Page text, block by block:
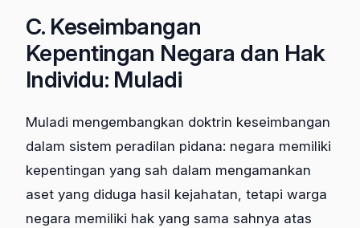
C. Keseimbangan
Kepentingan Negara dan Hak
Individu: Muladi
Muladi mengembangkan doktrin keseimbangan
dalam sistem peradilan pidana: negara memiliki
kepentingan yang sah dalam mengamankan
aset yang diduga hasil kejahatan, tetapi warga
negara memiliki hak yang sama sahnya atas